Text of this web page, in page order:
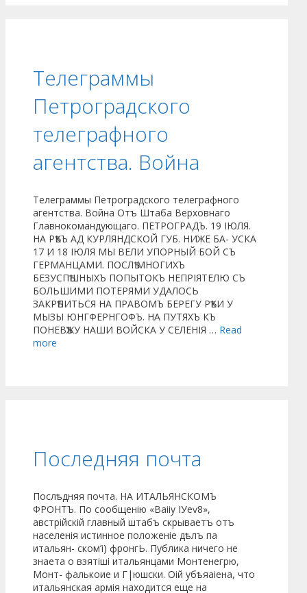
Телеграммы
Петроградского
телеграфного
агентства. Война
Телеграммы Петроградского телеграфного
агентства. Война Отъ Штаба Верховнаго
Главнокомандующаго. ПЕТРОГРАДЪ. 19 ІЮЛЯ.
НА РѢКЪ АД КУРЛЯНДСКОЙ ГУБ. НИЖЕ БА- УСКА
17 И 18 ІЮЛЯ МЫ ВЕЛИ УПОРНЫЙ БОЙ СЪ
ГЕРМАНЦАМИ. ПОСЛѢ МНОГИХЪ
БЕЗУСПѢШНЫХЪ ПОПЫТОКЪ НЕПРІЯТЕЛЮ СЪ
БОЛЬШИМИ ПОТЕРЯМИ УДАЛОСЬ
ЗАКРѢПИТЬСЯ НА ПРАВОМЪ БЕРЕГУ РѢКИ У
МЫЗЫ ЮНГФЕРНГОФЪ. НА ПУТЯХЪ КЪ
ПОНЕВѢЖУ НАШИ ВОЙСКА У СЕЛЕНІЯ … Read
more
Последняя почта
Послѣдняя почта. НА ИТАЛЬЯНСКОМЪ
ФРОНТЪ. По сообщенію «Ваііу ІУеѵ8»,
австрійскій главный штабъ скрываетъ отъ
населенія истинное положеніе дѣлъ па
итальян- ском’і) фронгЬ. Публика ничего не
знаета о взятіші итальянцами Монтенегрю,
Монт- фалькоие и Г|юшски. Оій убѣяаіена, что
итальянская армія находится еще на